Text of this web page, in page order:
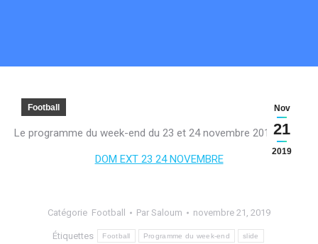
Nov
21
2019
Football
Le programme du week-end du 23 et 24 novembre 2019 :
DOM EXT 23 24 NOVEMBRE
Catégorie Football Par Saloum novembre 21, 2019
Étiquettes Football Programme du week-end slide